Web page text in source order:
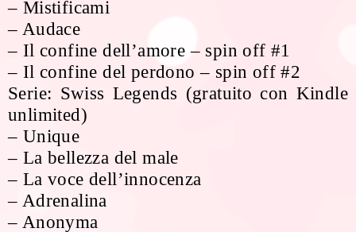
– Mistificami
– Audace
– Il confine dell’amore – spin off #1
– Il confine del perdono – spin off #2
Serie: Swiss Legends (gratuito con Kindle
unlimited)
– Unique
– La bellezza del male
– La voce dell’innocenza
– Adrenalina
– Anonyma